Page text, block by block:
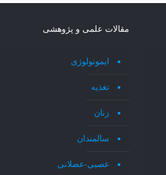
مقالات علمی و پژوهشی
ایمونولوژی
تغذیه
زنان
سالمندان
عصبی-عضلانی